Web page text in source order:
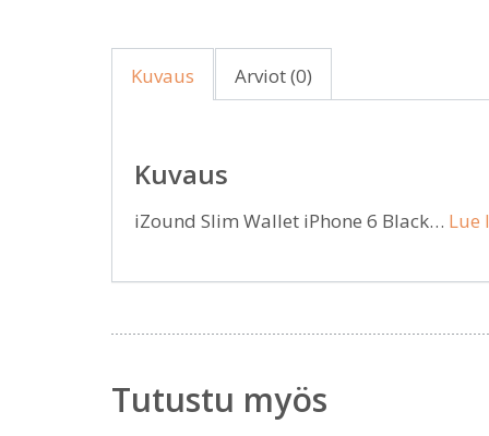
Kuvaus Arviot (0)
Kuvaus
iZound Slim Wallet iPhone 6 Black… Lue
Tutustu myös